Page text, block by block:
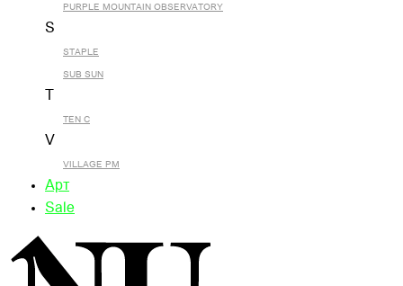
PURPLE MOUNTAIN OBSERVATORY
S
STAPLE
SUB SUN
TEN C
V
VILLAGE PM
Арт
Sale